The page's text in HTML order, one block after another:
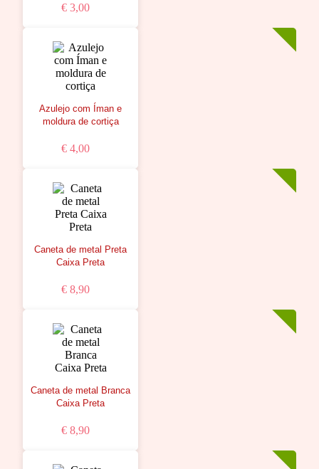
€ 3,00
Azulejo com Íman e
moldura de cortiça
€ 4,00
Caneta de metal Preta
Caixa Preta
€ 8,90
Caneta de metal Branca
Caixa Preta
€ 8,90